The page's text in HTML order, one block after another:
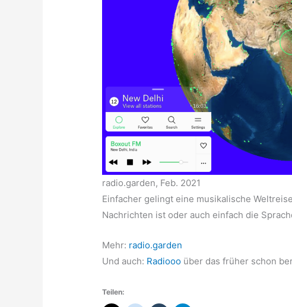
radio.garden, Feb. 2021
Einfacher gelingt eine musikalische
Nachrichten ist oder auch einfach die
Mehr: radio.garden
Und auch: Radiooo über das früher schon
Teilen: